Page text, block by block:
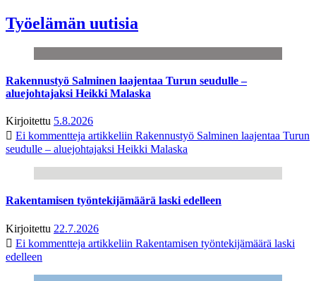
Työelämän uutisia
Rakennustyö Salminen laajentaa Turun seudulle –
aluejohtajaksi Heikki Malaska
Kirjoitettu 5.8.2026
Ei kommentteja artikkeliin Rakennustyö Salminen laajentaa Turun
seudulle – aluejohtajaksi Heikki Malaska
Rakentamisen työntekijämäärä laski edelleen
Kirjoitettu 22.7.2026
Ei kommentteja artikkeliin Rakentamisen työntekijämäärä laski
edelleen